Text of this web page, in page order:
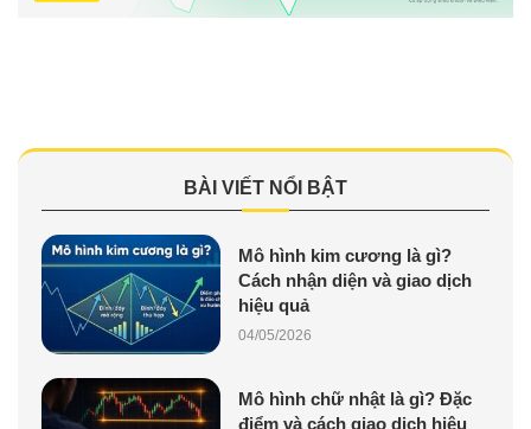
BÀI VIẾT NỔI BẬT
Mô hình kim cương là gì?
Cách nhận diện và giao dịch
hiệu quả
04/05/2026
Mô hình chữ nhật là gì? Đặc
điểm và cách giao dịch hiệu